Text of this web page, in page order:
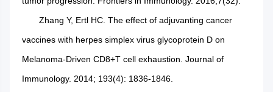
Zhang Y, Ertl HC. The effect of adjuvanting cancer
vaccines with herpes simplex virus glycoprotein D on
Melanoma-Driven CD8+T cell exhaustion. Journal of
Immunology. 2014; 193(4): 1836-1846.